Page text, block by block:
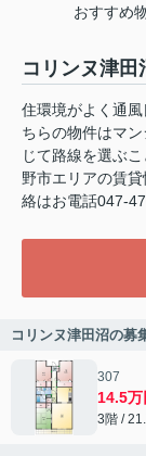
おすすめ
コリンヌ津田
住環境がよく通
ちらの物件はマ
じて路線を選ぶ
野市エリアの賃
絡はお電話047-
コリンヌ津田沼の募
307
14.5万
3階 /